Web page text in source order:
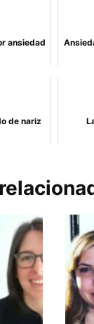
ansiedad
de nariz